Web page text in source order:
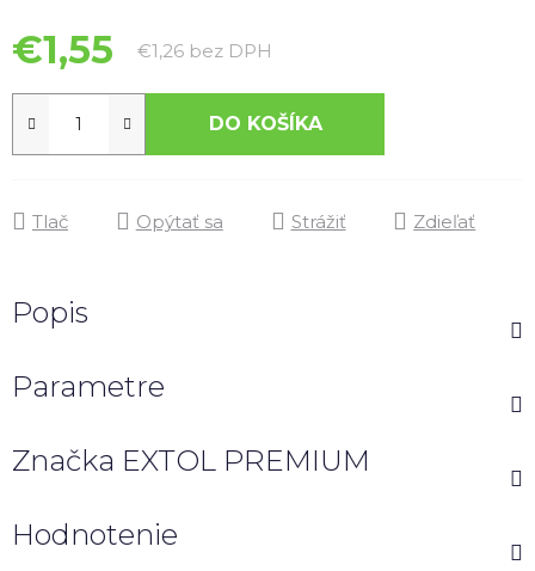
€1,55 €1,26 bez DPH
DO KOŠÍKA
Tlač Opýtať sa Strážiť Zdieľať
Popis
Parametre
Značka EXTOL PREMIUM
Hodnotenie